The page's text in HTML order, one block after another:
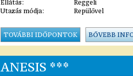
Ellátás:
Reggeli
Utazás módja:
Repülővel
TOVÁBBI IDŐPONTOK BŐVEBB
ANESIS ***